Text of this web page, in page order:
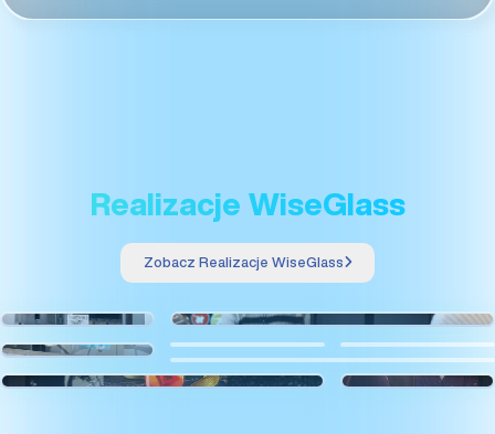
Realizacje WiseGlass
Zobacz Realizacje WiseGlass